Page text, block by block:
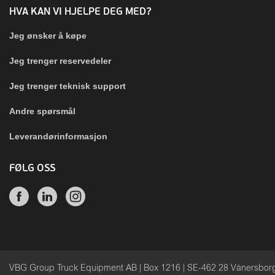
HVA KAN VI HJELPE DEG MED?
Jeg ønsker å køpe
Jeg trenger reservedeler
Jeg trenger teknisk support
Andre spørsmål
Leverandørinformasjon
FØLG OSS
VBG Group Truck Equipment AB | Box 1216 | SE-462 28